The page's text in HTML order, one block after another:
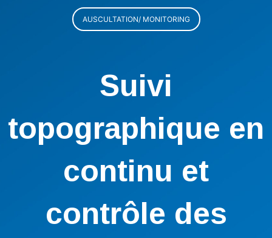
AUSCULTATION/ MONITORING
Suivi
topographique en
continu et
contrôle des